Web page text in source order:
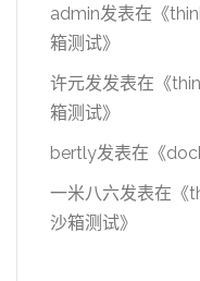
admin发表在《
箱测试》
许元发发表在《
箱测试》
bertly发表在《
一米八六发表在《
沙箱测试》